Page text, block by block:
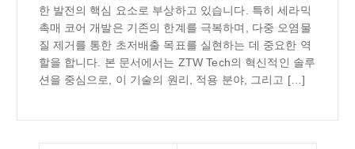
한 발전의 핵심 요소로 부상하고 있습니다. 특히 세라믹
촉매 코어 개발은 기존의 한계를 극복하며, 다중 오염물
질 제거를 통한 초저배출 목표를 실현하는 데 중요한 역
할을 합니다. 본 문서에서는 ZTW Tech의 혁신적인 솔루
션을 중심으로, 이 기술의 원리, 적용 분야, 그리고 […]